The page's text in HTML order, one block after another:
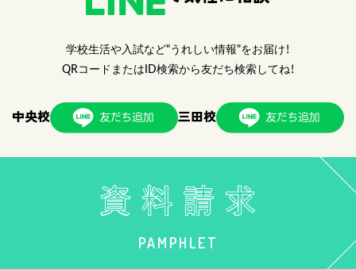
学校生活や入試など"うれしい情報"をお届け！
QRコードまたはID検索から友だち検索してね！
中央校 三田校
PAMPHLET